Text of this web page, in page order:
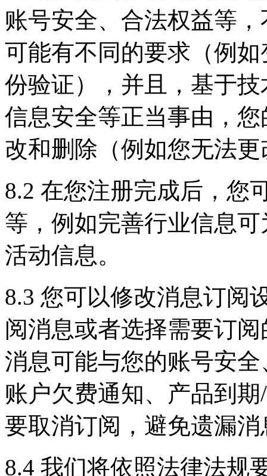
账号安全、合法权益等
可能有不同的要求（例
份验证），并且，基于
信息安全等正当事由，
改和删除（例如您无法
8.2 在您注册完成后，您
等，例如完善行业信息
活动信息。
8.3 您可以修改消息订阅
阅消息或者选择需要订
消息可能与您的账号安
账户欠费通知、产品到
要取消订阅，避免遗漏消
8.4 我们将依照法律法规